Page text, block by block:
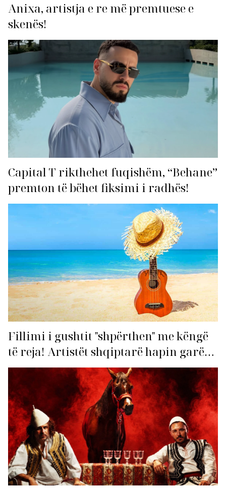
Anixa, artistja e re më premtuese e
skenës!
Capital T rikthehet fuqishëm, “Behane”
premton të bëhet fiksimi i radhës!
Fillimi i gushtit "shpërthen" me këngë
të reja! Artistët shqiptarë hapin garën
për hitin e verës!